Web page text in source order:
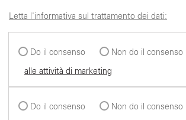
Letta l'informativa sul trattamento dei dati:
Do il consenso
Non do il consenso
alle attività di marketing
Do il consenso
Non do il consenso